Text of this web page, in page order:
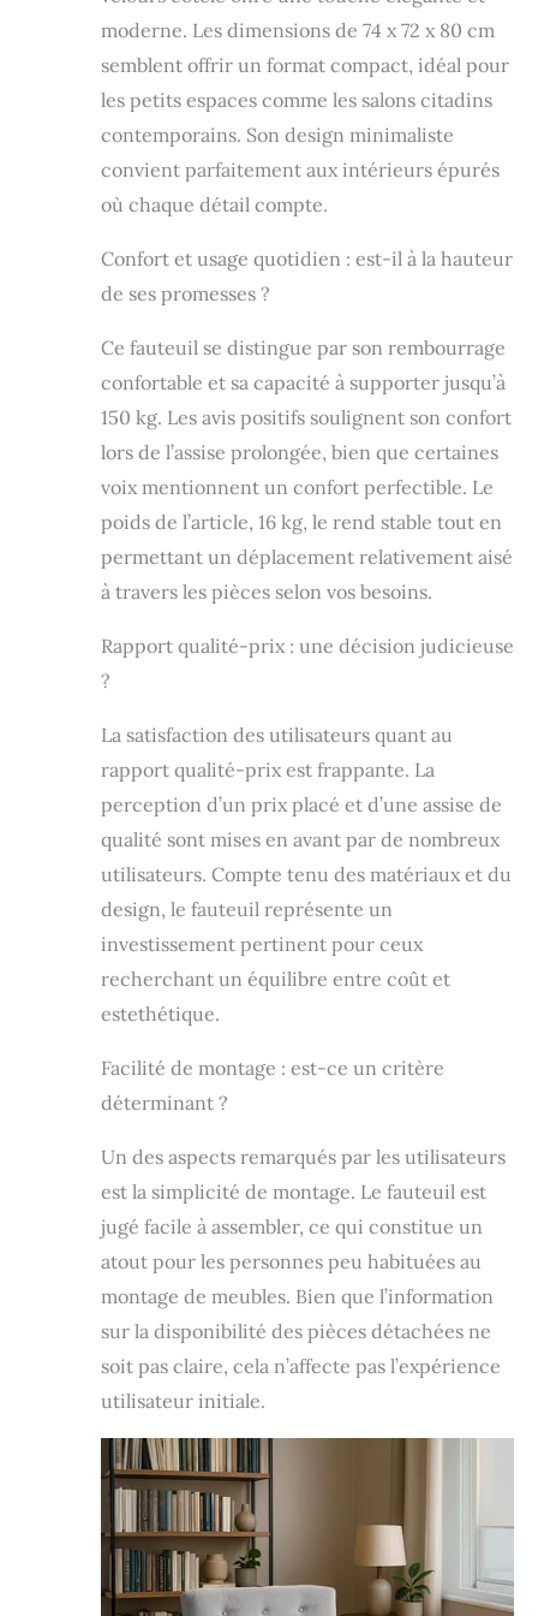
en bois d hevea
robuste, dur et
durable. Charge
max 150 kg.
Revetement en
velours cotele
resistant et
POLYVALENT:
pour se
television. Parfait
pour salon, coin
lecture, chambre
ou salle d
attente.
PROTECTION DU
SOL: patins sous
les pieds pour
et proteger les
surfaces
moderne. Les dimensions de 74 x 72 x 80 cm
semblent offrir un format compact, idéal pour
les petits espaces comme les salons citadins
contemporains. Son design minimaliste
convient parfaitement aux intérieurs épurés
où chaque détail compte.
Confort et usage quotidien : est-il à la hauteur
de ses promesses ?
Ce fauteuil se distingue par son rembourrage
confortable et sa capacité à supporter jusqu’à
150 kg. Les avis positifs soulignent son confort
lors de l’assise prolongée, bien que certaines
voix mentionnent un confort perfectible. Le
poids de l’article, 16 kg, le rend stable tout en
permettant un déplacement relativement aisé
à travers les pièces selon vos besoins.
Rapport qualité-prix : une décision judicieuse
?
La satisfaction des utilisateurs quant au
rapport qualité-prix est frappante. La
perception d’un prix placé et d’une assise de
qualité sont mises en avant par de nombreux
utilisateurs. Compte tenu des matériaux et du
design, le fauteuil représente un
investissement pertinent pour ceux
recherchant un équilibre entre coût et
estethétique.
Facilité de montage : est-ce un critère
déterminant ?
Un des aspects remarqués par les utilisateurs
est la simplicité de montage. Le fauteuil est
jugé facile à assembler, ce qui constitue un
atout pour les personnes peu habituées au
montage de meubles. Bien que l’information
sur la disponibilité des pièces détachées ne
soit pas claire, cela n’affecte pas l’expérience
utilisateur initiale.